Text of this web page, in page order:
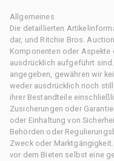
Allgemeines
Die detaillierten
dar, und Ritchie Bros.
Komponenten oder Aspekte
ausdrücklich aufgeführt
angegeben, gewähren wir
weder ausdrücklich noch
ihrer Bestandteile
Zusicherungen oder
oder Einhaltung von
Behörden oder
Zweck oder
vor dem Bieten selbst eine